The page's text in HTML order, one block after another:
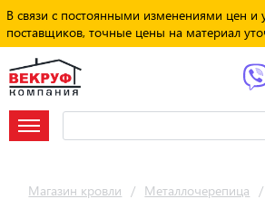
В связи с постоянными изменениями цен и
поставщиков, точные цены на материал
Магазин кровли / Металлочерепица /